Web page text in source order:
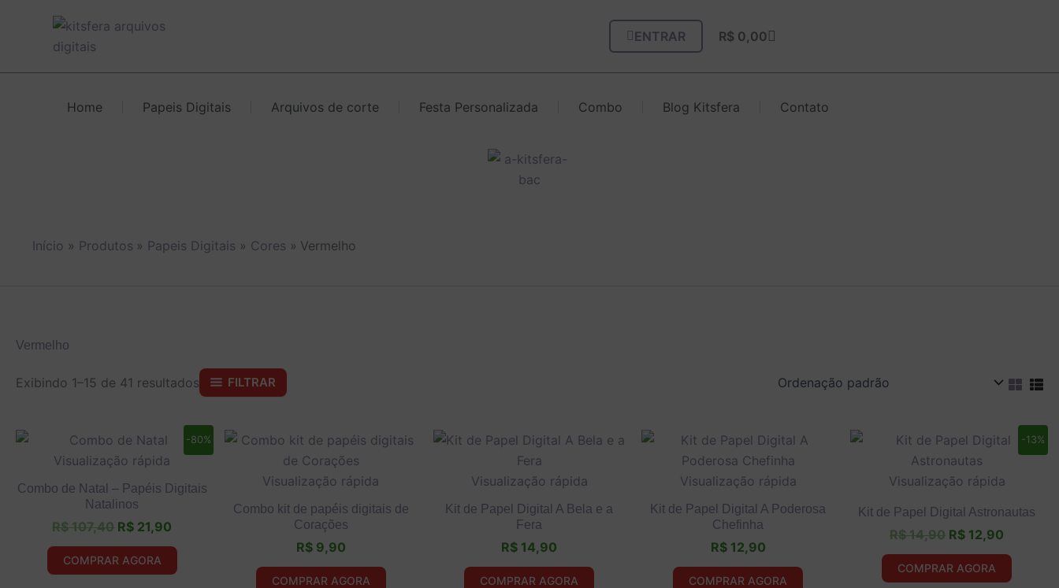
conteúdo
ENTRAR R$ 0,00Carrinho
Home Papeis Digitais Arquivos de corte Festa Personalizada Combo Blog Kitsfera Contato
Início Produtos Papeis Digitais Cores Vermelho
Vermelho
Exibindo 1–15 de 41 resultados FILTRAR
-80%
Visualização rápida
Combo de Natal – Papéis Digitais
Natalinos
R$107,40
O
preço
original
era:
R$ 107,40.
R$ 21,90
preço
é:
R$ 21,90.
COMPRAR AGORA
Visualização rápida
Combo kit de papéis digitais de
Corações
R$9,90
COMPRAR AGORA
Visualização rápida
Kit de Papel Digital A Bela e a
Fera
R$ 14,90
COMPRAR AGORA
Visualização rápida
Kit de Papel Digital A Poderosa
Chefinha
R$12,90
COMPRAR AGORA
-13%
Visualização rápida
Kit de Papel Digital Astronautas
R$14,90
O
preço
original
era:
R$ 12,90
O
preço
é:
COMPRAR AGORA